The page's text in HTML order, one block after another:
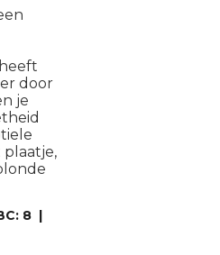
door
je
8 |